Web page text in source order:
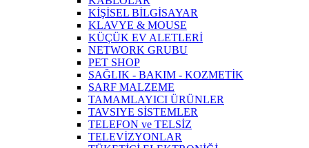
KİŞİSEL BİLGİSAYAR
KLAVYE & MOUSE
KÜÇÜK EV ALETLERİ
NETWORK GRUBU
PET SHOP
SAĞLIK - BAKIM - KOZMETİK
SARF MALZEME
TAMAMLAYICI ÜRÜNLER
TAVSIYE SİSTEMLER
TELEFON ve TELSİZ
TELEVİZYONLAR